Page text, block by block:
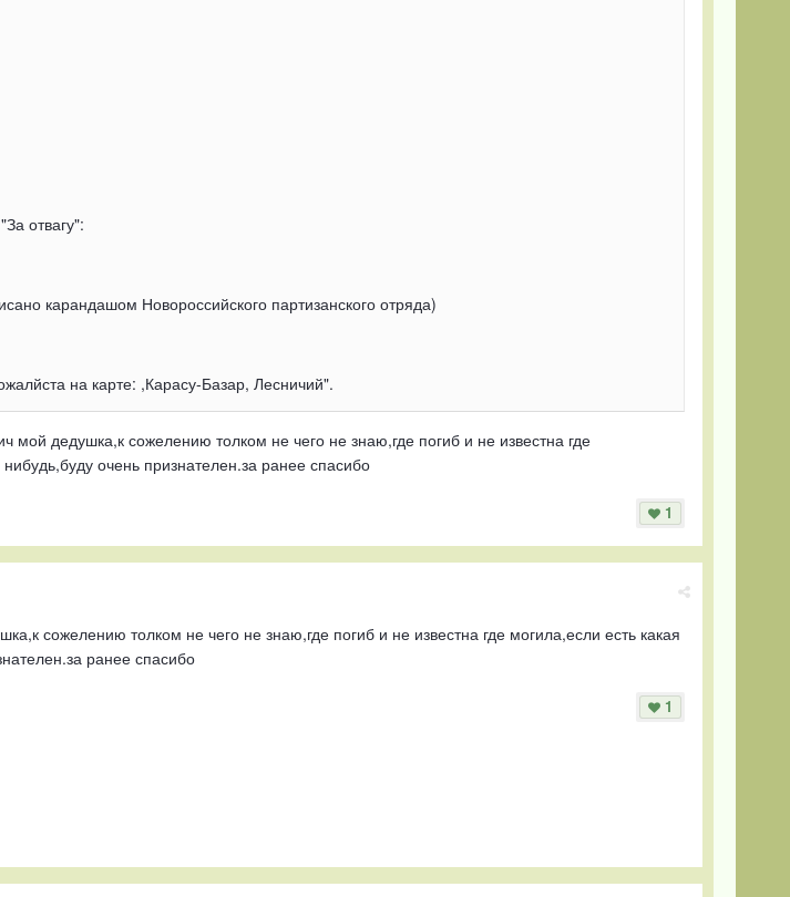
отвагу":
карандашом Новороссийского партизанского отряда)
на карте: ,Карасу-Базар, Лесничий".
дедушка,к сожелению толком не чего не знаю,где погиб и не известна где
очень признателен.за ранее спасибо
1
сожелению толком не чего не знаю,где погиб и не известна где могила,если есть какая
ранее спасибо
1